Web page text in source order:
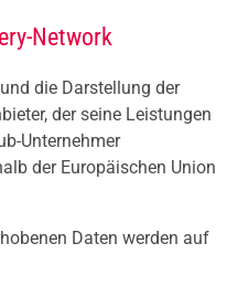
Network
die Darstellung der
der seine Leistungen
Unternehmer
der Europäischen Union
Daten werden auf